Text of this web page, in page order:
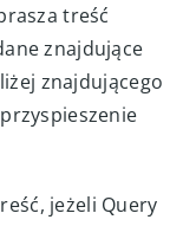
treść
znajdujące
znajdującego
jeżeli Query